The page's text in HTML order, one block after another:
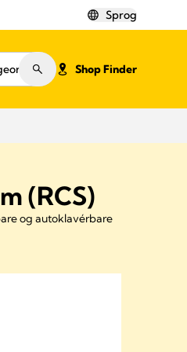
Sprog
Shop Finder
(RCS)
og autoklavérbare